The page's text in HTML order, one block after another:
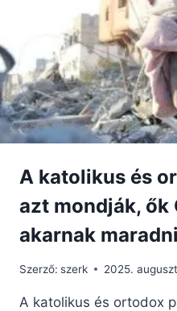
A katolikus és
azt mondják, ők
akarnak maradni
Szerző: szerk 2025.
A katolikus és ortodox